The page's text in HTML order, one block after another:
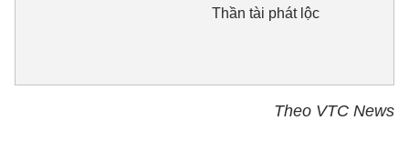
Thần tài phát lộc
Theo VTC News